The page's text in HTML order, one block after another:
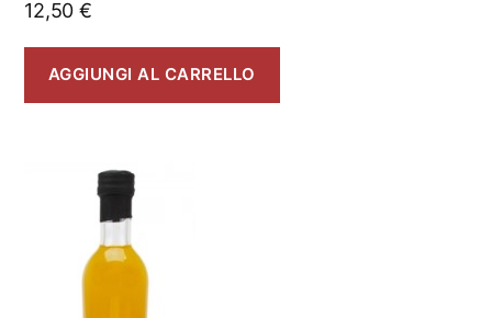
12,50 €
AGGIUNGI AL CARRELLO